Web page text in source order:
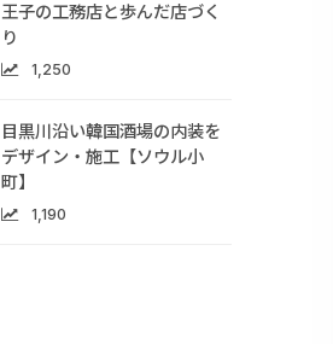
王子の工務店と歩んだ店づく
り
1,250
目黒川沿い韓国酒場の内装を
デザイン・施工【ソウル小
町】
1,190